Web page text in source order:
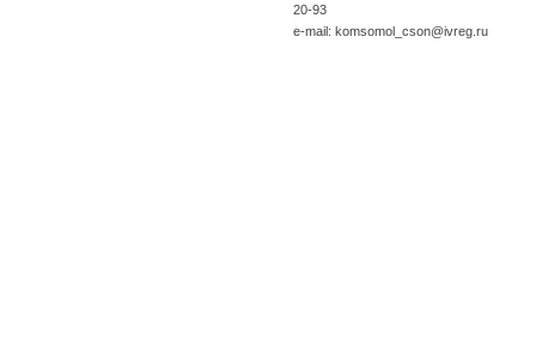
20-93
e-mail: komsomol_cson@ivreg.ru